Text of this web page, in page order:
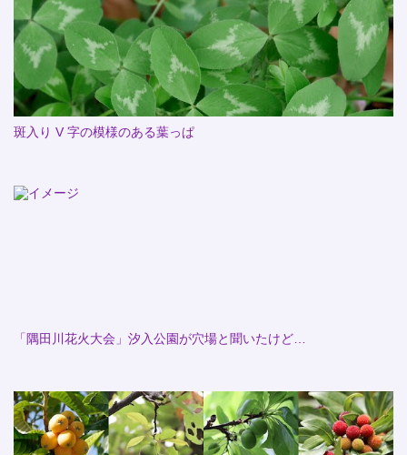
斑入り V 字の模様のある葉っぱ
「隅田川花火大会」汐入公園が穴場と聞いたけど…